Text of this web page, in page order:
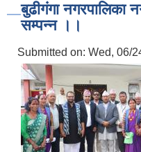
बुढीगंगा
सम्पन्न ।।
Submitted on: Wed, 06/